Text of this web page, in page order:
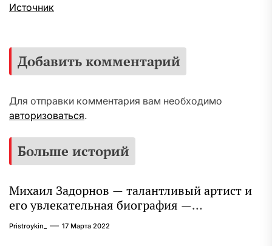
Источник
Добавить комментарий
Для отправки комментария вам необходимо
авторизоваться.
Больше историй
Михаил Задорнов — талантливый артист и
его увлекательная биография —
выдающиеся достижения, известность и
интересные факты из личной жизни!
Pristroykin_ 17 Марта 2022